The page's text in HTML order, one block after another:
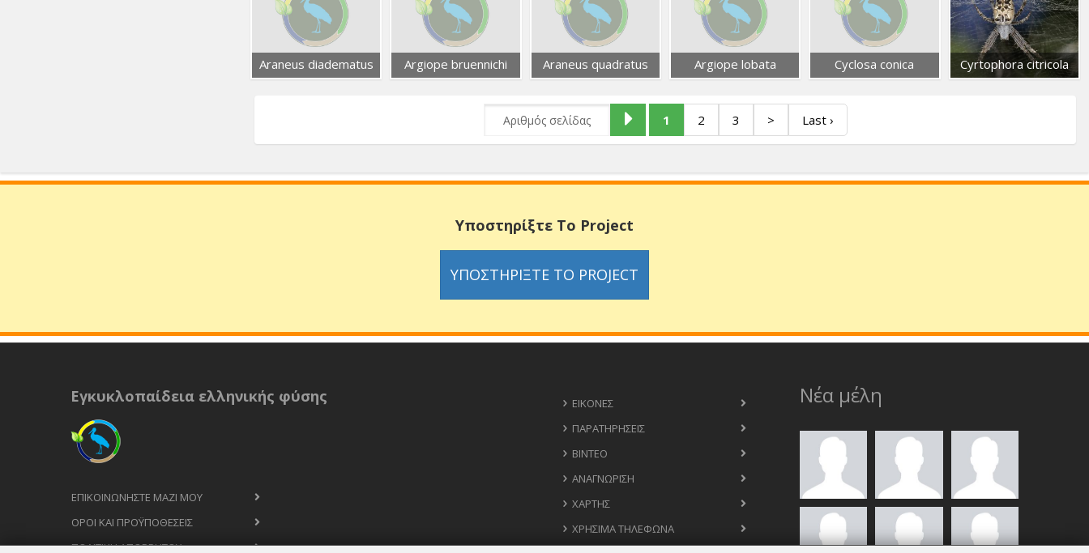
Araneus diadematus Argiope bruennichi Araneus quadratus Argiope lobata Cyclosa conica Cyrtophora citricola
1 2 3 > Last ›
Υποστηρίξτε Το Project
ΥΠΟΣΤΗΡΊΞΤΕ ΤΟ PROJECT
Εγκυκλοπαίδεια ελληνικής φύσης
ΕΠΙΚΟΙΝΩΝΉΣΤΕ ΜΑΖΊ ΜΟΥ
ΟΡΟΙ ΚΑΙ ΠΡΟΫΠΟΘΈΣΕΙΣ
ΠΟΛΙΤΙΚΉ ΑΠΟΡΡΉΤΟΥ
ΕΙΚΌΝΕΣ
ΠΑΡΑΤΗΡΉΣΕΙΣ
ΒΊΝΤΕΟ
ΑΝΑΓΝΏΡΙΣΗ
ΧΆΡΤΗΣ
ΧΡΉΣΙΜΑ ΤΗΛΈΦΩΝΑ
Νέα μέλη